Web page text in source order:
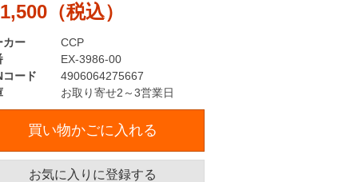
（税込）
EX-3986-00
ード
4906064275667
お取り寄せ2～3営業日
カー CCP
買い物かごに入れる
お気に入りに登録する